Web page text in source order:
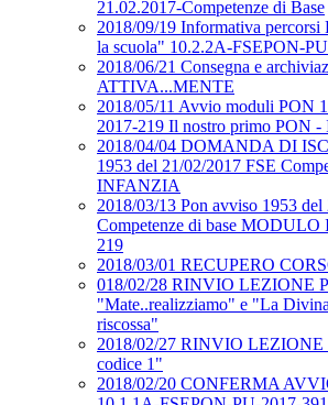
21.02.2017-Competenze di Base
2018/09/19 Informativa
la scuola" 10.2.2A-FSEPON-
2018/06/21 Consegna e
ATTIVA...MENTE
2018/05/11 Avvio moduli PON
2017-219 Il nostro primo PON
2018/04/04 DOMANDA DI
1953 del 21/02/2017 FSE
INFANZIA
2018/03/13 Pon avviso 1953 del
Competenze di base
219
2018/03/01 RECUPERO
018/02/28 RINVIO LEZIONE
"Mate..realizziamo" e "La
riscossa"
2018/02/27 RINVIO LEZIONE
codice 1"
2018/02/20 CONFERMA